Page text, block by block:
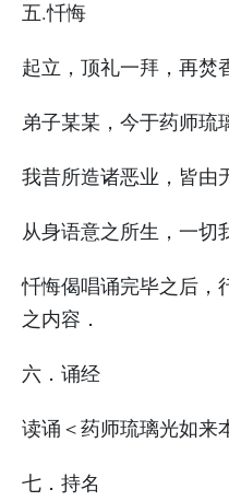
五.忏悔
起立，顶礼一拜，再焚
弟子某某，今于药师琉
我昔所造诸恶业，皆由
从身语意之所生，一切
忏悔偈唱诵完毕之后，
之内容．
六．诵经
读诵＜药师琉璃光如来
七．持名